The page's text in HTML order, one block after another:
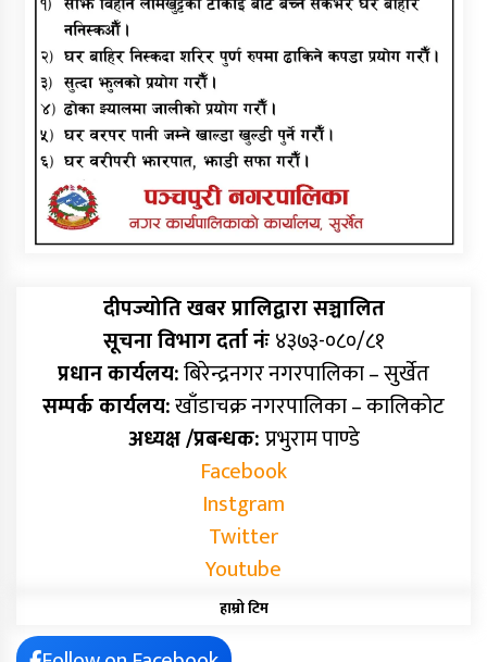
दीपज्योति खबर प्रालिद्वारा सञ्चालित
सूचना विभाग दर्ता नंः४३७३-०८०/८१
प्रधान कार्यलय:बिरेन्द्रनगर नगरपालिका – सुर्खेत
सम्पर्क कार्यलय:खाँडाचक्र नगरपालिका – कालिकोट
अध्यक्ष /प्रबन्धक:प्रभुराम पाण्डे
Facebook
Instgram
Twitter
Youtube
हाम्रो टिम